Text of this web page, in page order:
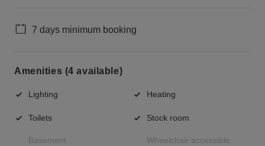
7 days minimum booking
Amenities (4 available)
Lighting Heating
Toilets Stock room
Basement Wheelchair accessible